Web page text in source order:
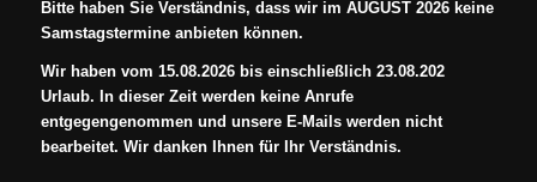
Bitte haben Sie Verständnis, dass wir im AUGUST 2026 keine
Samstagstermine anbieten können.
Wir haben vom 15.08.2026 bis einschließlich 23.08.202
Urlaub. In dieser Zeit werden keine Anrufe
entgegengenommen und unsere E-Mails werden nicht
bearbeitet. Wir danken Ihnen für Ihr Verständnis.